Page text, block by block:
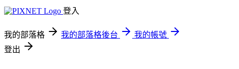
登入
我的部落格 我的部落格後台
我的帳號
登出